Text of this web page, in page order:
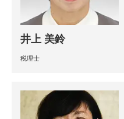
井上 美鈴
税理士